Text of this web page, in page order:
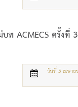
ACMECS ครั้งที่
วันที่ 5 เมษา